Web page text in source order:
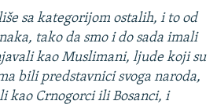
sa kategorijom ostalih, i to od
tako da smo i do sada imali
kao Muslimani, ljude koji su
bili predstavnici svoga naroda,
kao Crnogorci ili Bosanci, i